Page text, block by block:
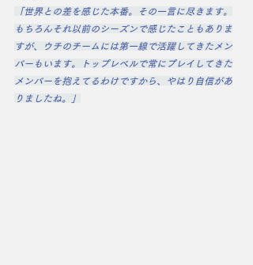
「世界との差を感じた本番。その一言に尽きます。
もちろんそれ以前のシーズンで感じたこともありま
すが、ウチのチームには第一線で活躍してきたメン
バーもいます。トップレベルで常にプレイしてきた
メンバーを抱えてるわけですから、やはり自信があ
りましたね。」